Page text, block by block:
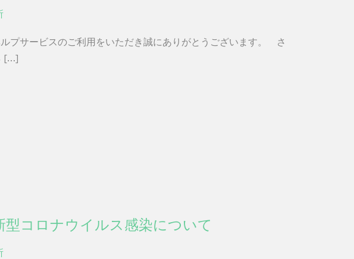
プサービスのご利用をいただき誠にありがとうございます。 さ
[…]
型コロナウイルス感染について